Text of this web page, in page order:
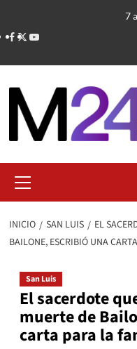
contenido
7
primario
INICIO SAN LUIS
EL
BAILONE, ESCRIBIÓ UNA
San Luis
El sacerdote
muerte de
carta para la